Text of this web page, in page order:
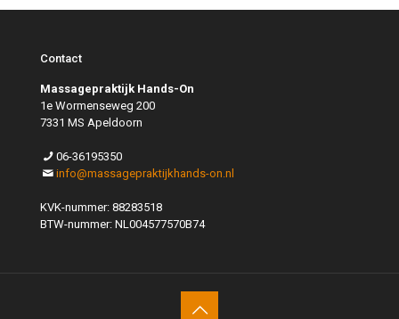
Contact
Massagepraktijk Hands-On
1e Wormenseweg 200
7331 MS Apeldoorn
06-36195350
info@massagepraktijkhands-on.nl
KVK-nummer: 88283518
BTW-nummer: NL004577570B74